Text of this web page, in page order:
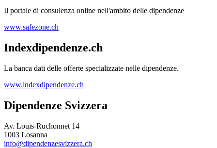
Il portale di consulenza online nell'ambito delle dipendenze
www.safezone.ch
Indexdipendenze.ch
La banca dati delle offerte specializzate nelle dipendenze.
www.indexdipendenze.ch
Dipendenze Svizzera
Av. Louis-Ruchonnet 14
1003 Losanna
info@dipendenzesvizzera.ch